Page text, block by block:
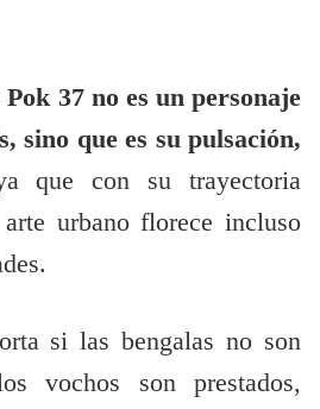
Pok 37 no es un personaje
sino que es su pulsación,
que con su trayectoria
urbano florece incluso
si las bengalas no son
vochos son prestados,